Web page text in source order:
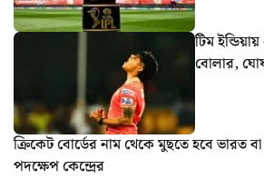
টিম
বোলার,
ক্রিকেট বোর্ডের নাম থেকে মুছতে হবে ভারত
পদক্ষেপ কেন্দ্রের